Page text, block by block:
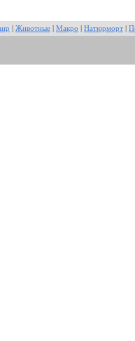
Животные Макро Натюрморт